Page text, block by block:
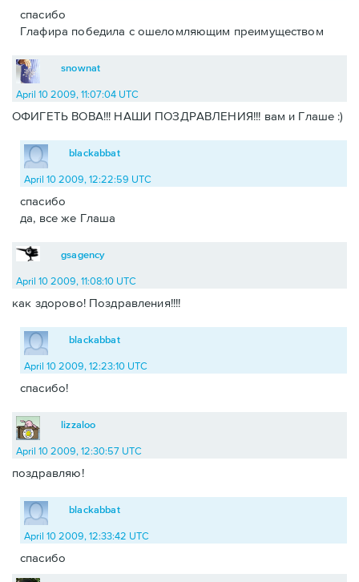
спасибо
Глафира победила с ошеломляющим преимуществом
snownat
April 10 2009, 11:07:04 UTC
ОФИГЕТЬ ВОВА!!! НАШИ ПОЗДРАВЛЕНИЯ!!! вам и Глаше :)
blackabbat
April 10 2009, 12:22:59 UTC
спасибо
да, все же Глаша
gsagency
April 10 2009, 11:08:10 UTC
как здорово! Поздравления!!!!
blackabbat
April 10 2009, 12:23:10 UTC
спасибо!
lizzaloo
April 10 2009, 12:30:57 UTC
поздравляю!
blackabbat
April 10 2009, 12:33:42 UTC
спасибо